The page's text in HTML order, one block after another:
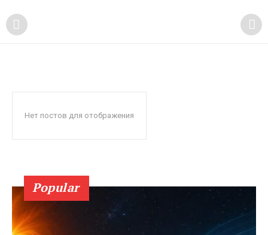
Нет постов для отображения
Popular